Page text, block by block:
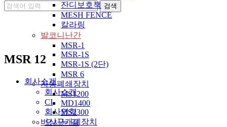
잔디보호책
MESH FENCE
칼라링
발코니난간
MSR-1
MSR-1S
MSR-1S (2단)
MSR 6
자동폐쇄장치
MS1200
MD1400
MS2300
비상구개폐장치
MSR 12
회사소개
회사소개
CI
회사연혁
오시는 길